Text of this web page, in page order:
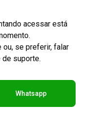
acessar está
ou, se preferir, falar
suporte.
Whatsapp